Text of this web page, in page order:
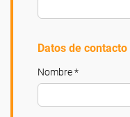
Datos de contacto
Nombre *